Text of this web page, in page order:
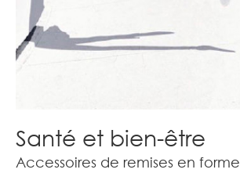
Santé et bien-être
Accessoires de remises en forme